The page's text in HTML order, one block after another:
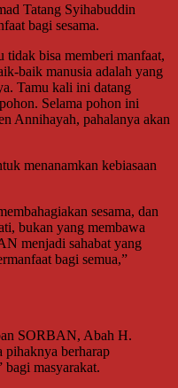
Tatang Syihabuddin
bagi sesama.
bisa memberi manfaat,
baik manusia adalah yang
Tamu kali ini datang
Selama pohon ini
Annihayah, pahalanya akan
menanamkan kebiasaan
sesama, dan
bukan yang membawa
menjadi sahabat yang
bagi semua,”
SORBAN, Abah H.
pihaknya berharap
masyarakat.